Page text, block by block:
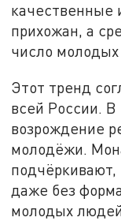
качественные
прихожан, а
число
Этот тренд
всей России.
возрождение
молодёжи.
даже без
молодых